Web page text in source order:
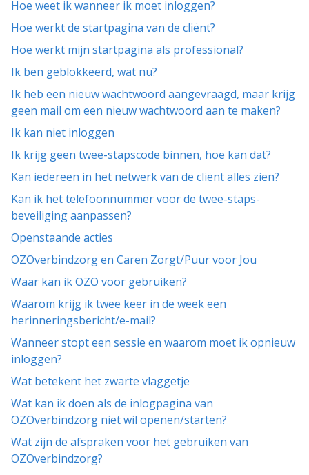
Hoe weet ik wanneer ik moet inloggen?
Hoe werkt de startpagina van de cliënt?
Hoe werkt mijn startpagina als professional?
Ik ben geblokkeerd, wat nu?
Ik heb een nieuw wachtwoord aangevraagd, maar krijg
geen mail om een nieuw wachtwoord aan te maken?
Ik kan niet inloggen
Ik krijg geen twee-stapscode binnen, hoe kan dat?
Kan iedereen in het netwerk van de cliënt alles zien?
Kan ik het telefoonnummer voor de twee-staps-
beveiliging aanpassen?
Openstaande acties
OZOverbindzorg en Caren Zorgt/Puur voor Jou
Waar kan ik OZO voor gebruiken?
Waarom krijg ik twee keer in de week een
herinneringsbericht/e-mail?
Wanneer stopt een sessie en waarom moet ik opnieuw
inloggen?
Wat betekent het zwarte vlaggetje
Wat kan ik doen als de inlogpagina van
OZOverbindzorg niet wil openen/starten?
Wat zijn de afspraken voor het gebruiken van
OZOverbindzorg?